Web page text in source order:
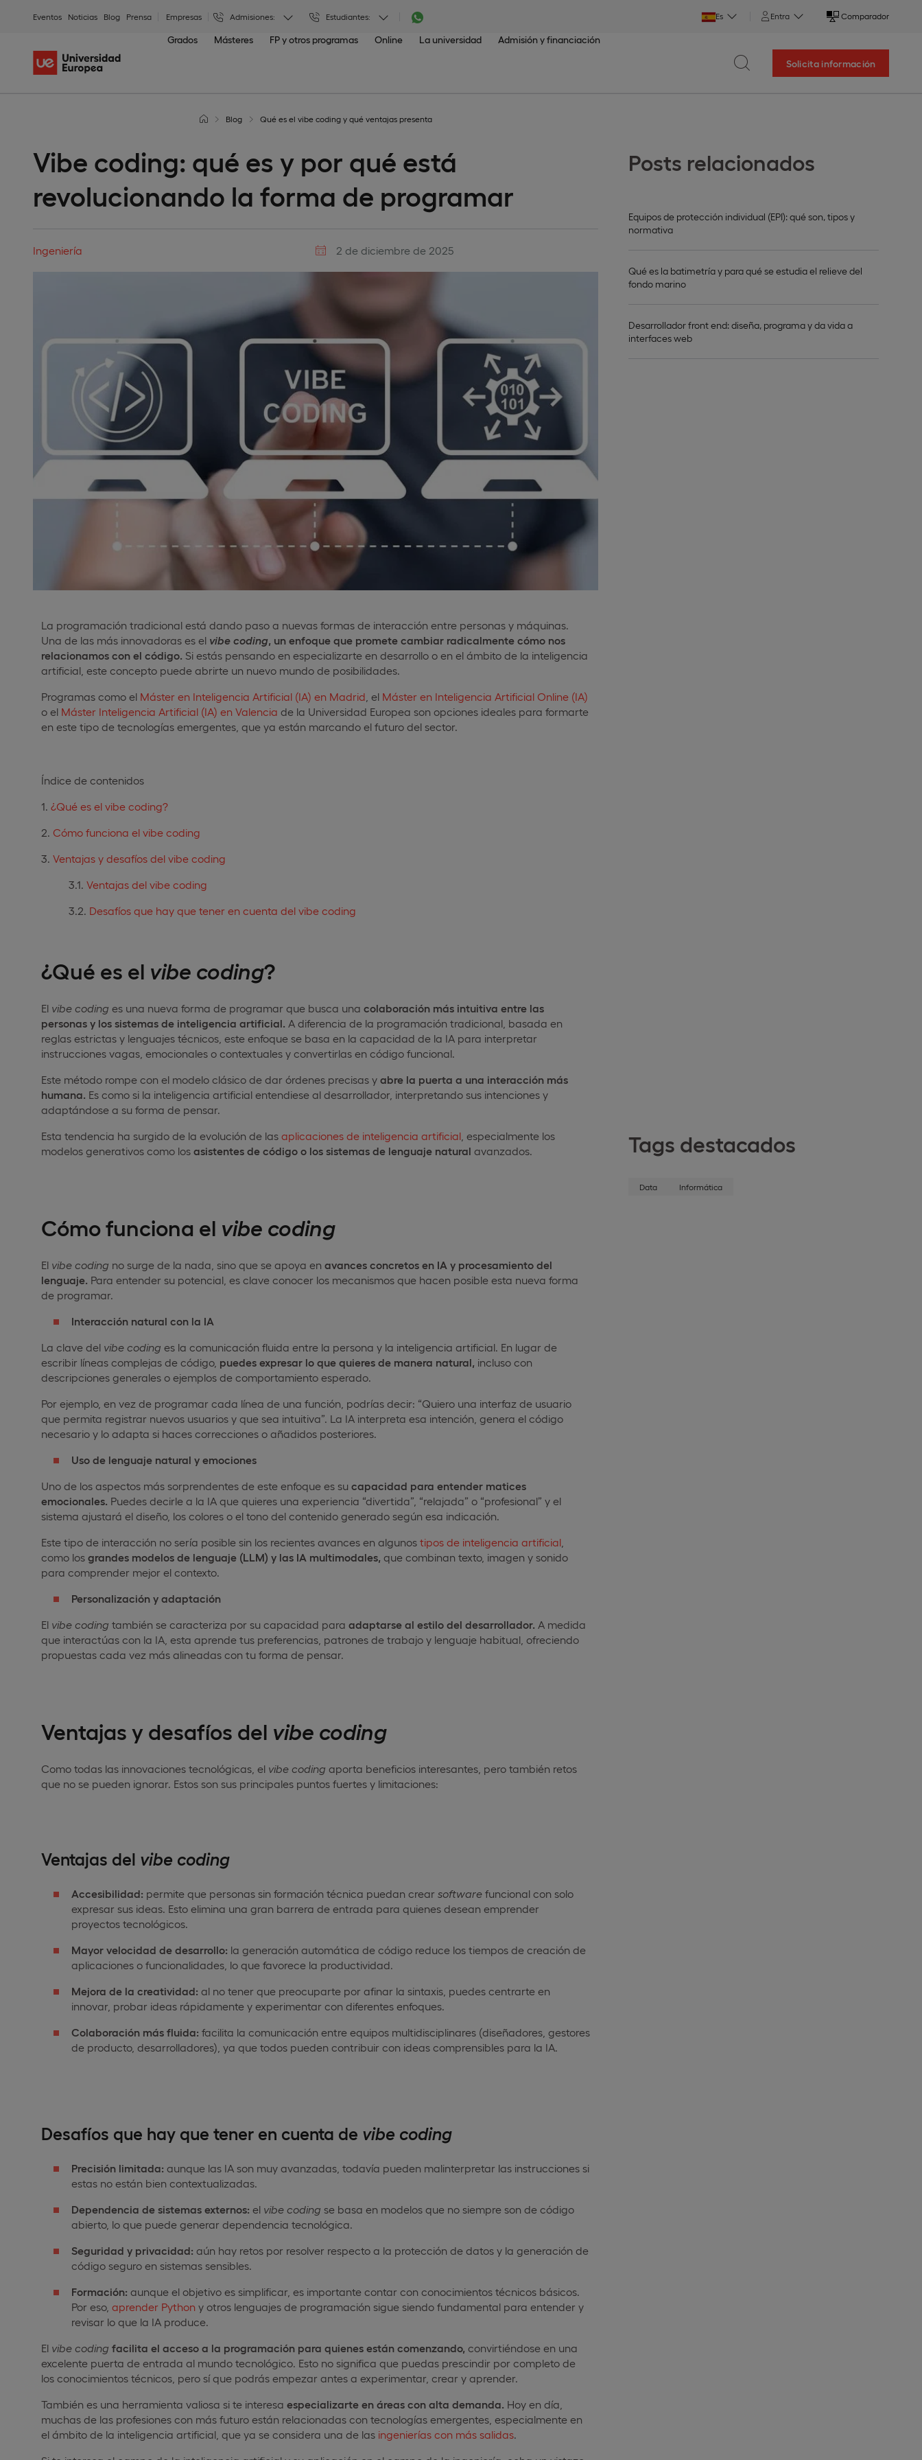
Eventos Noticias Blog Prensa Empresas Admisiones: Estudiantes: Es Entra Comparador
Grados Másteres FP y otros programas Online La universidad Admisión y financiación
Solicita información
Posts relacionados
Equipos de protección individual (EPI): qué son, tipos y
normativa
Qué es la batimetría y para qué se estudia el relieve del
fondo marino
Desarrollador front end: diseña, programa y da vida a
interfaces web
Tags destacados
Data Informática
Blog Qué es el vibe coding y qué ventajas presenta
Vibe coding: qué es y por qué está
revolucionando la forma de programar
Ingeniería 2 de diciembre de 2025
La programación tradicional está dando paso a nuevas formas de interacción entre personas y máquinas.
Una de las más innovadoras es el vibe coding , un enfoque que promete cambiar radicalmente cómo nos
relacionamos con el código. Si estás pensando en especializarte en desarrollo o en el ámbito de la inteligencia
artificial, este concepto puede abrirte un nuevo mundo de posibilidades.
Programas como el Máster en Inteligencia Artificial (IA) en Madrid , el Máster en Inteligencia Artificial Online (IA)
o el Máster Inteligencia Artificial (IA) en Valencia de la Universidad Europea son opciones ideales para formarte
en este tipo de tecnologías emergentes, que ya están marcando el futuro del sector.
Índice de contenidos
¿Qué es el vibe coding?
Cómo funciona el vibe coding
Ventajas y desafíos del vibe coding
Ventajas del vibe coding
Desafíos que hay que tener en cuenta del vibe coding
¿Qué es el vibe coding?
El vibe coding es una nueva forma de programar que busca una colaboración más intuitiva entre las
personas y los sistemas de inteligencia artificial. A diferencia de la programación tradicional, basada en
reglas estrictas y lenguajes técnicos, este enfoque se basa en la capacidad de la IA para interpretar
instrucciones vagas, emocionales o contextuales y convertirlas en código funcional.
Este método rompe con el modelo clásico de dar órdenes precisas y abre la puerta a una interacción más
humana. Es como si la inteligencia artificial entendiese al desarrollador, interpretando sus intenciones y
adaptándose a su forma de pensar.
Esta tendencia ha surgido de la evolución de las aplicaciones de inteligencia artificial , especialmente los
modelos generativos como los asistentes de código o los sistemas de lenguaje natural avanzados.
Cómo funciona el vibe coding
El vibe coding no surge de la nada, sino que se apoya en avances concretos en IA y procesamiento del
lenguaje. Para entender su potencial, es clave conocer los mecanismos que hacen posible esta nueva forma
de programar.
Interacción natural con la IA
La clave del vibe coding es la comunicación fluida entre la persona y la inteligencia artificial. En lugar de
escribir líneas complejas de código, puedes expresar lo que quieres de manera natural, incluso con
descripciones generales o ejemplos de comportamiento esperado.
Por ejemplo, en vez de programar cada línea de una función, podrías decir: “Quiero una interfaz de usuario
que permita registrar nuevos usuarios y que sea intuitiva”. La IA interpreta esa intención, genera el código
necesario y lo adapta si haces correcciones o añadidos posteriores.
Uso de lenguaje natural y emociones
Uno de los aspectos más sorprendentes de este enfoque es su capacidad para entender matices
emocionales. Puedes decirle a la IA que quieres una experiencia “divertida”, “relajada” o “profesional” y el
sistema ajustará el diseño, los colores o el tono del contenido generado según esa indicación.
Este tipo de interacción no sería posible sin los recientes avances en algunos tipos de inteligencia artificial
como los grandes modelos de lenguaje (LLM) y las IA multimodales, que combinan texto, imagen y sonido
para comprender mejor el contexto.
Personalización y adaptación
El vibe coding también se caracteriza por su capacidad para adaptarse al estilo del desarrollador. A medida
que interactúas con la IA, esta aprende tus preferencias, patrones de trabajo y lenguaje habitual, ofreciendo
propuestas cada vez más alineadas con tu forma de pensar.
Ventajas y desafíos del vibe coding
Como todas las innovaciones tecnológicas, el vibe coding aporta beneficios interesantes, pero también retos
que no se pueden ignorar. Estos son sus principales puntos fuertes y limitaciones:
Ventajas del vibe coding
Accesibilidad: permite que personas sin formación técnica puedan crear software funcional con solo
expresar sus ideas. Esto elimina una gran barrera de entrada para quienes desean emprender
proyectos tecnológicos.
Mayor velocidad de desarrollo: la generación automática de código reduce los tiempos de creación de
aplicaciones o funcionalidades, lo que favorece la productividad.
Mejora de la creatividad: al no tener que preocuparte por afinar la sintaxis, puedes centrarte en
innovar, probar ideas rápidamente y experimentar con diferentes enfoques.
Colaboración más fluida: facilita la comunicación entre equipos multidisciplinares (diseñadores, gestores
de producto, desarrolladores), ya que todos pueden contribuir con ideas comprensibles para la IA.
Desafíos que hay que tener en cuenta de vibe coding
Precisión limitada: aunque las IA son muy avanzadas, todavía pueden malinterpretar las instrucciones si
estas no están bien contextualizadas.
Dependencia de sistemas externos: el vibe coding se basa en modelos que no siempre son de código
abierto, lo que puede generar dependencia tecnológica.
Seguridad y privacidad: aún hay retos por resolver respecto a la protección de datos y la generación de
código seguro en sistemas sensibles.
Formación: aunque el objetivo es simplificar, es importante contar con conocimientos técnicos básicos.
Por eso, aprender Python y otros lenguajes de programación sigue siendo fundamental para entender y
revisar lo que la IA produce.
El vibe coding facilita el acceso a la programación para quienes están comenzando, convirtiéndose en una
excelente puerta de entrada al mundo tecnológico. Esto no significa que puedas prescindir por completo de
los conocimientos técnicos, pero sí que podrás empezar antes a experimentar, crear y aprender.
También es una herramienta valiosa si te interesa especializarte en áreas con alta demanda. Hoy en día,
muchas de las profesiones con más futuro están relacionadas con tecnologías emergentes, especialmente en
el ámbito de la inteligencia artificial, que ya se considera una de las ingenierías con más salidas